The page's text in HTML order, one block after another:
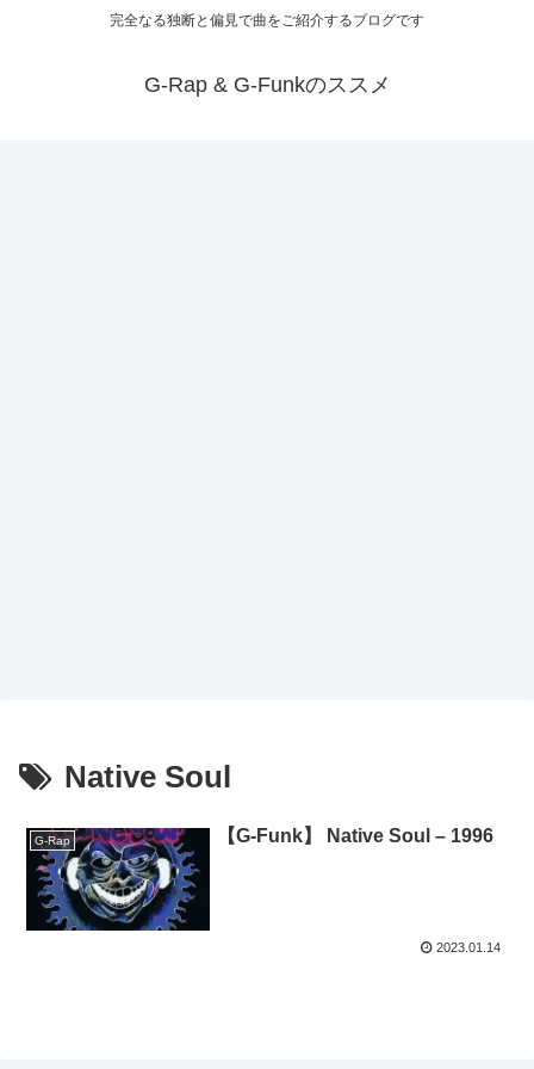
完全なる独断と偏見で曲をご紹介するブログです
G-Rap & G-Funkのススメ
Native Soul
G-Rap 【G-Funk】 Native Soul – 1996
2023.01.14